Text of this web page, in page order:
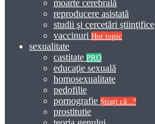
moarte cerebrală
reproducere asistată
studii şi cercetări ştiinţifice
vaccinuri Hot topic
sexualitate
castitate PRO
educaţie sexuală
homosexualitate
pedofilie
pornografie Știați că...?
prostitutie